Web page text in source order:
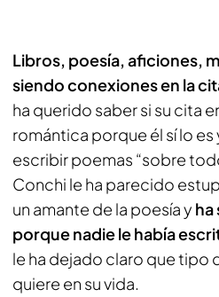
Libros, poesía, aficiones,
siendo conexiones en la
ha querido saber si su cita
romántica porque él sí lo
escribir poemas “sobre
Conchi le ha parecido
un amante de la poesía y ha
porque nadie le había
le ha dejado claro que tipo
quiere en su vida.